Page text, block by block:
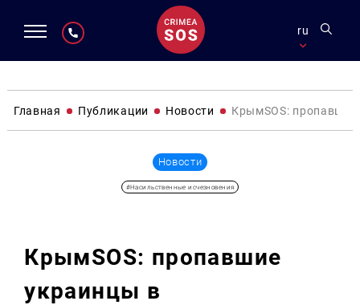
ru
Главная Публикации Новости КрымSOS:
Новости
#Насильственные исчезновения
КрымSOS: пропавшие
украинцы в